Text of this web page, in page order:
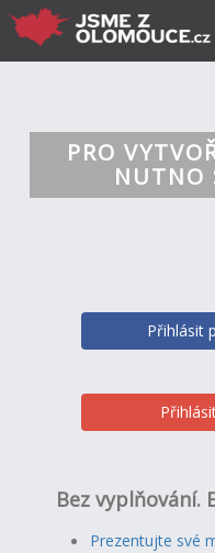
PRO
NUTNO
Přihlásit
Bez vyplňování.
Prezentujte své